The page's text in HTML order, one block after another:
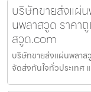
บริษัทขายส่งแผ่
นพลาสวูด ราคา
สวูด.com
บริษัทขายส่งแผ่นพลาส
จัดส่งทันใจทั่วประเทศ